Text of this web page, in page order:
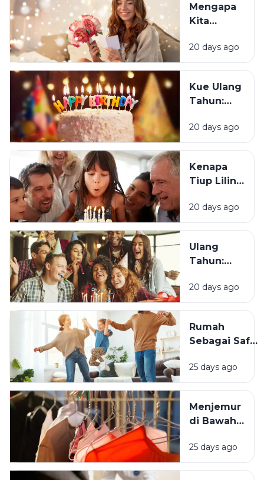
Merasa
Sedih Saat
Tahun?
Mengapa
Kita
Mendapat
Ucapan
Tahun?
20 days ago
Kue Ulang
Tahun:
Tradisi Ini
Berawal?
20 days ago
Kenapa
Tiup Lilin
Tradisi
Saat Ulang
20 days ago
Ulang
Tahun:
Momen
Bertambah
Terasa
Istimewa?
20 days ago
Rumah
Sebagai Safe
Mengapa
Lingkungan
Tinggal yang
Bersih
Kesejahteraan
Kita?
25 days ago
Menjemur
di Bawah
atau Di
Tempat
25 days ago